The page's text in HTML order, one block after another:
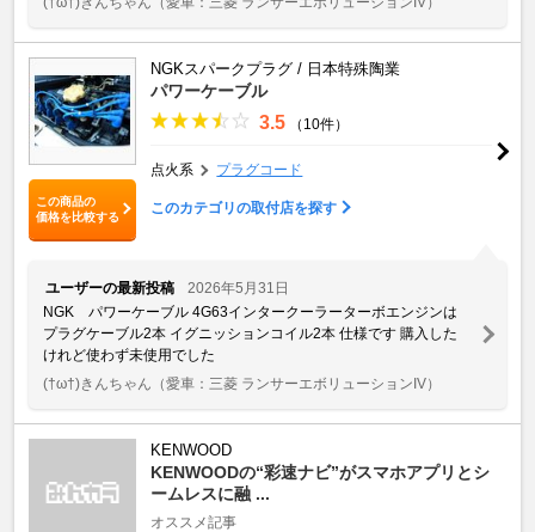
この商品の
価格を比較する
NGKスパークプラグ / 日本特殊陶業
パワーケーブル
3.5 （10件）
点火系 プラグコード
このカテゴリの取付店を探す
ユーザーの最新投稿
2026年5月31日
NGK パワーケーブル 4G63インタークーラーターボエンジンは
プラグケーブル2本 イグニッションコイル2本 仕様です 購入した
けれど使わず未使用でした
(†ω†)きんちゃん （愛車：三菱 ランサーエボリューションIV）
KENWOOD
KENWOODの“彩速ナビ”がスマホアプリとシ
ームレスに融 ...
オススメ記事